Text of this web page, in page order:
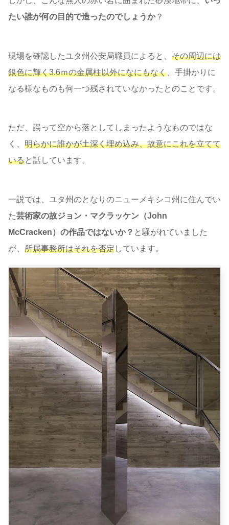
たい誰が何の目的で造ったのでしょうか？
現場を確認したユタ州公安局職員によると、 その周辺には
銀色に輝く3.6ｍの金属柱以外になにもなく 、手掛かりに
なる様なものも何一つ残されていなかったとのことです。
ただ、誤って空から落としてしまったようなものではな
く、 明らかに誰かが土深く埋め込み、故意にこれを立てて
いると話しています。
一説では、ユタ州のとなりのニューメキシコ州に住んでい
た芸術家の故ジョン・マクラッケン（John
McCracken）の作品ではないか？ と騒がれていました
が、 所属事務所はそれを否定しています。